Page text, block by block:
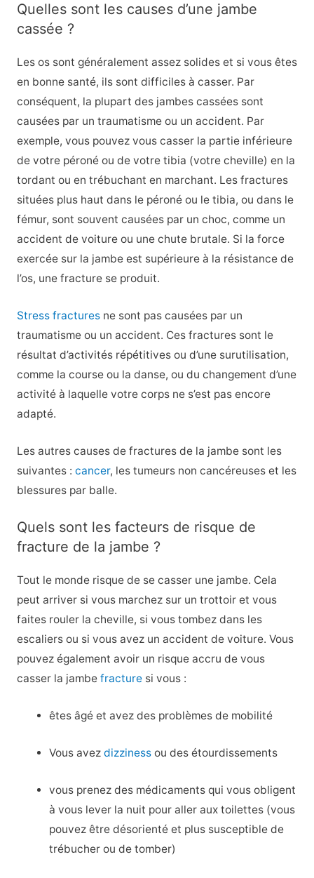
Quelles sont les causes d’une jambe
cassée ?
Les os sont généralement assez solides et si vous êtes
en bonne santé, ils sont difficiles à casser. Par
conséquent, la plupart des jambes cassées sont
causées par un traumatisme ou un accident. Par
exemple, vous pouvez vous casser la partie inférieure
de votre péroné ou de votre tibia (votre cheville) en la
tordant ou en trébuchant en marchant. Les fractures
situées plus haut dans le péroné ou le tibia, ou dans le
fémur, sont souvent causées par un choc, comme un
accident de voiture ou une chute brutale. Si la force
exercée sur la jambe est supérieure à la résistance de
l’os, une fracture se produit.
Stress fracturesne sont pas causées par un
traumatisme ou un accident. Ces fractures sont le
résultat d’activités répétitives ou d’une surutilisation,
comme la course ou la danse, ou du changement d’une
activité à laquelle votre corps ne s’est pas encore
adapté.
Les autres causes de fractures de la jambe sont les
suivantes : cancer, les tumeurs non cancéreuses et les
blessures par balle.
Quels sont les facteurs de risque de
fracture de la jambe ?
Tout le monde risque de se casser une jambe. Cela
peut arriver si vous marchez sur un trottoir et vous
faites rouler la cheville, si vous tombez dans les
escaliers ou si vous avez un accident de voiture. Vous
pouvez également avoir un risque accru de vous
casser la jambe fracturesi vous :
êtes âgé et avez des problèmes de mobilité
Vous avezdizziness ou des étourdissements
vous prenez des médicaments qui vous obligent
à vous lever la nuit pour aller aux toilettes (vous
pouvez être désorienté et plus susceptible de
trébucher ou de tomber)